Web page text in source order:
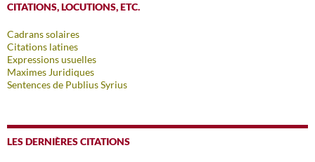
CITATIONS, LOCUTIONS, ETC.
Cadrans solaires
Citations latines
Expressions usuelles
Maximes Juridiques
Sentences de Publius Syrius
LES DERNIÈRES CITATIONS